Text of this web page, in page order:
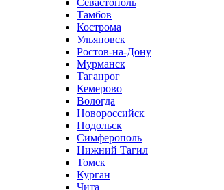
Севастополь
Тамбов
Кострома
Ульяновск
Ростов-на-Дону
Мурманск
Таганрог
Кемерово
Вологда
Новороссийск
Подольск
Симферополь
Нижний Тагил
Томск
Курган
Чита